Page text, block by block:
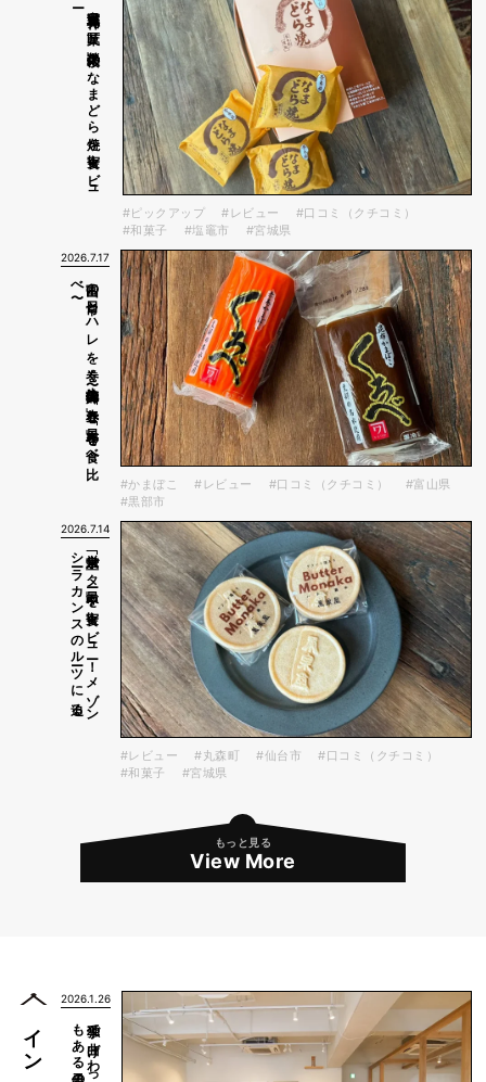
宮城県発祥！
「菓匠
榮太楼」の
な
ま
ど
ら
焼を
実食レ
ビ
ュ
#ピックアップ #レビュー
#口コミ（クチコミ）
#和菓子
#塩竈市 #宮城県
2026.7.17
富山の
日常と
ハ
レ
を
巻く
〜生地蒲鉾の
「赤巻」と
「昆布巻」を
食べ
比
べ
〜
#かまぼこ #レビュー #口コミ（クチコミ）
#富山県
#黒部市
2026.7.14
栄泉堂「バ
タ
ー最中」を
実食レ
ビ
ュ
ー！
メ
ゾ
ン
シ
ーラ
カ
ン
ス
の
ル
ーツ
に
迫る
#レビュー #丸森町 #仙台市
#口コミ（クチコミ）
#和菓子
#宮城県
もっと見る
View More
2026.1.26